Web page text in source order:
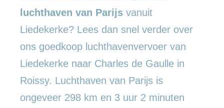
luchthaven van Parijs vanuit
Liedekerke? Lees dan snel verder over
ons goedkoop luchthavenvervoer van
Liedekerke naar Charles de Gaulle in
Roissy. Luchthaven van Parijs is
ongeveer 298 km en 3 uur 2 minuten